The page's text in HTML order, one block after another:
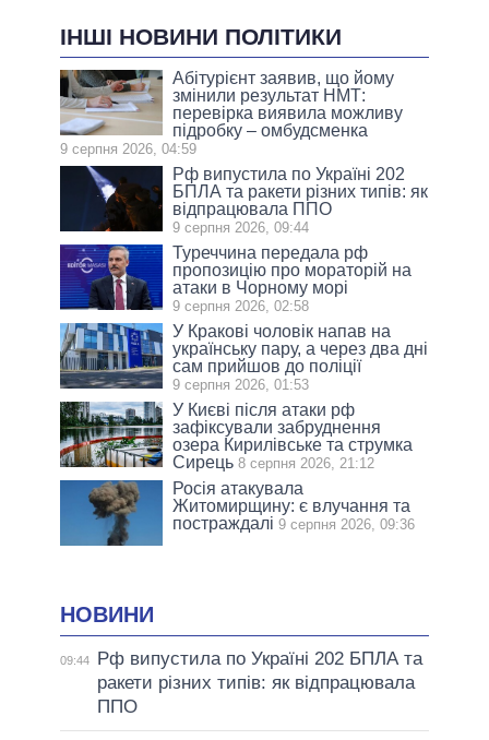
ІНШІ НОВИНИ ПОЛІТИКИ
Абітурієнт заявив, що йому
змінили результат НМТ:
перевірка виявила можливу
підробку – омбудсменка
9 серпня 2026, 04:59
Рф випустила по Україні 202
БПЛА та ракети різних типів: як
відпрацювала ППО
9 серпня 2026, 09:44
Туреччина передала рф
пропозицію про мораторій на
атаки в Чорному морі
9 серпня 2026, 02:58
У Кракові чоловік напав на
українську пару, а через два дні
сам прийшов до поліції
9 серпня 2026, 01:53
У Києві після атаки рф
зафіксували забруднення
озера Кирилівське та струмка
Сирець 8 серпня 2026, 21:12
Росія атакувала
Житомирщину: є влучання та
постраждалі 9 серпня 2026, 09:36
НОВИНИ
09:44
Рф випустила по Україні 202 БПЛА та
ракети різних типів: як відпрацювала
ППО